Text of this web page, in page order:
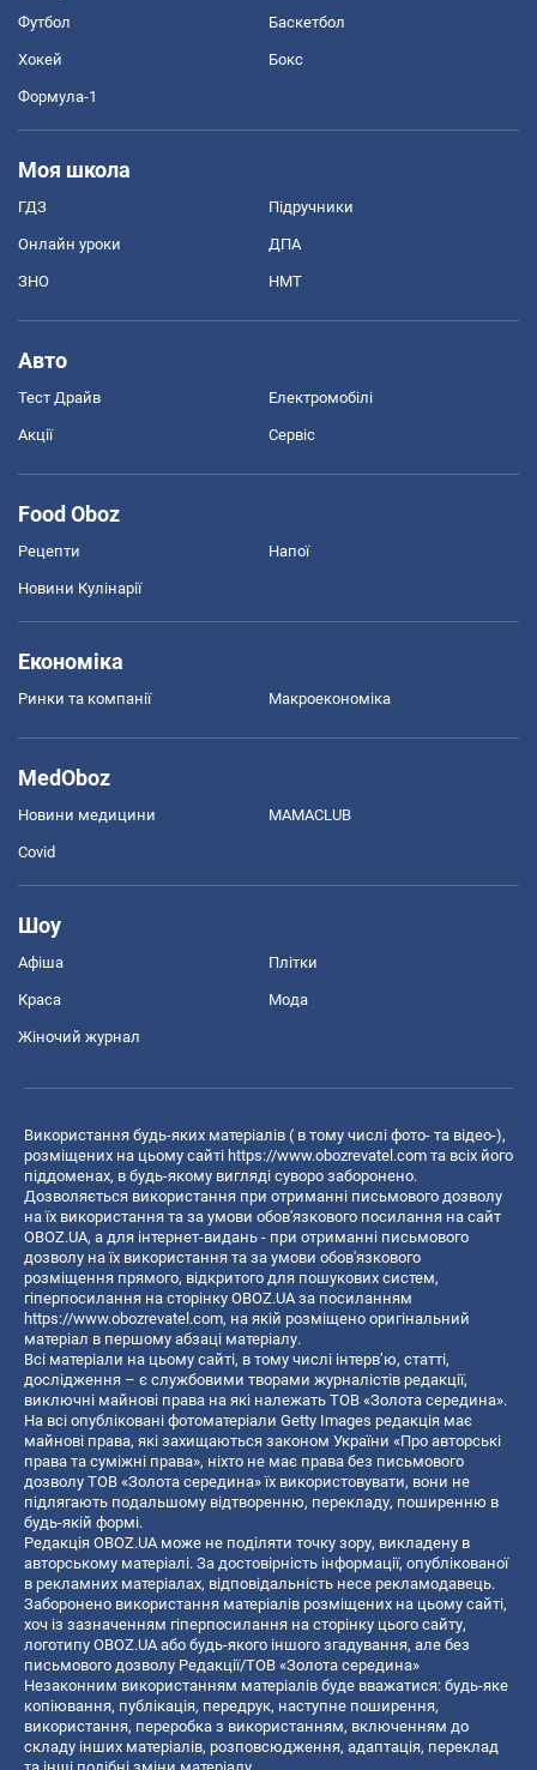
Футбол Баскетбол
Хокей Бокс
Формула-1
Моя школа
ГДЗ Підручники
Онлайн уроки ДПА
ЗНО НМТ
Авто
Тест Драйв Електромобілі
Акції Сервіс
Food Oboz
Рецепти Напої
Новини Кулінарії
Економіка
Ринки та компанії Макроекономіка
MedOboz
Новини медицини MAMACLUB
Covid
Шоу
Афіша Плітки
Краса Мода
Жіночий журнал
Використання будь-яких матеріалів ( в тому числі фото- та відео-),
розміщених на цьому сайті https://www.obozrevatel.com та всіх його
піддоменах, в будь-якому вигляді суворо заборонено.
Дозволяється використання при отриманні письмового дозволу
на їх використання та за умови обов'язкового посилання на сайт
OBOZ.UA, а для інтернет-видань - при отриманні письмового
дозволу на їх використання та за умови обов'язкового
розміщення прямого, відкритого для пошукових систем,
гіперпосилання на сторінку OBOZ.UA за посиланням
https://www.obozrevatel.com, на якій розміщено оригінальний
матеріал в першому абзаці матеріалу.
Всі матеріали на цьому сайті, в тому числі інтерв’ю, статті,
дослідження – є службовими творами журналістів редакції,
виключні майнові права на які належать ТОВ «Золота середина».
На всі опубліковані фотоматеріали Getty Images редакція має
майнові права, які захищаються законом України «Про авторські
права та суміжні права», ніхто не має права без письмового
дозволу ТОВ «Золота середина» їх використовувати, вони не
підлягають подальшому відтворенню, перекладу, поширенню в
будь-якій формі.
Редакція OBOZ.UA може не поділяти точку зору, викладену в
авторському матеріалі. За достовірність інформації, опублікованої
в рекламних матеріалах, відповідальність несе рекламодавець.
Заборонено використання матеріалів розміщених на цьому сайті,
хоч із зазначенням гіперпосилання на сторінку цього сайту,
логотипу OBOZ.UA або будь-якого іншого згадування, але без
письмового дозволу Редакції/ТОВ «Золота середина»
Незаконним використанням матеріалів буде вважатися: будь-яке
копiювання, публiкацiя, передрук, наступне поширення,
використання, переробка з використанням, включенням до
складу інших матеріалів, розповсюдження, адаптація, переклад